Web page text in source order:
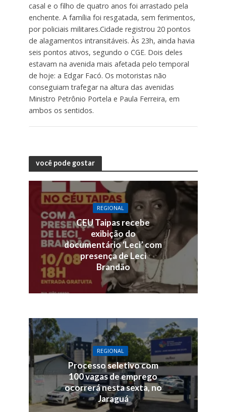
casal e o filho de quatro anos foi arrastado pela
enchente. A família foi resgatada, sem ferimentos,
por policiais militares.Cidade registrou 20 pontos
de alagamentos intransitáveis. Às 23h, ainda havia
seis pontos ativos, segundo o CGE. Dois deles
estavam na avenida mais afetada pelo temporal
de hoje: a Edgar Facó. Os motoristas não
conseguiam trafegar na altura das avenidas
Ministro Petrônio Portela e Paula Ferreira, em
ambos os sentidos.
você pode gostar
REGIONAL
CEU Taipas recebe
exibição do
documentário ‘Leci’ com
presença de Leci
Brandão
REGIONAL
Processo seletivo com
100 vagas de emprego
ocorrerá nesta sexta, no
Jaraguá